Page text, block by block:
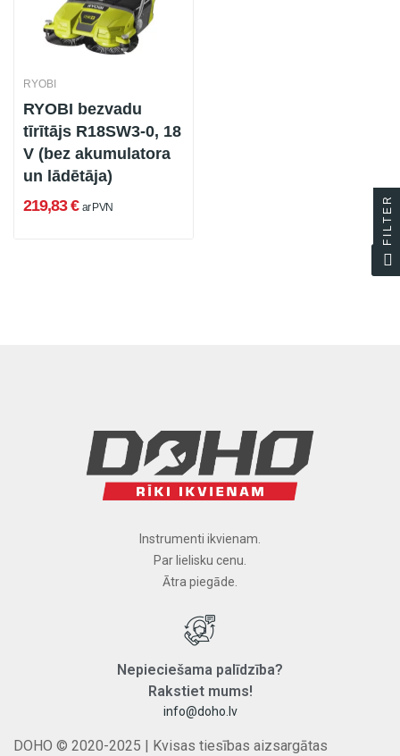
RYOBI
RYOBI bezvadu
tīrītājs R18SW3-0, 18
V (bez akumulatora
un lādētāja)
219,83 € ar PVN
Instrumenti ikvienam.
Par lielisku cenu.
Ātra piegāde.
Nepieciešama palīdzība?
Rakstiet mums!
info@doho.lv
DOHO © 2020-2025 | Kvisas tiesības aizsargātas
FILTER